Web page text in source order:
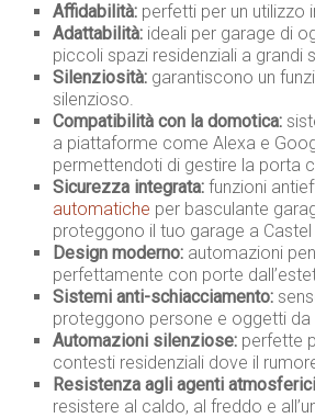
Affidabilità: perfetti per un utilizzo
Adattabilità: ideali per garage di
piccoli spazi residenziali a grandi
Silenziosità: garantiscono un
silenzioso.
Compatibilità con la domotica:
a piattaforme come Alexa e
permettendoti di gestire la porta
Sicurezza integrata: funzioni
automatiche per basculante
proteggono il tuo garage a
Design moderno: automazioni
perfettamente con porte
Sistemi anti-schiacciamento:
proteggono persone e oggetti da
Automazioni silenziose: perfette
contesti residenziali dove il
Resistenza agli agenti
resistere al caldo, al freddo e